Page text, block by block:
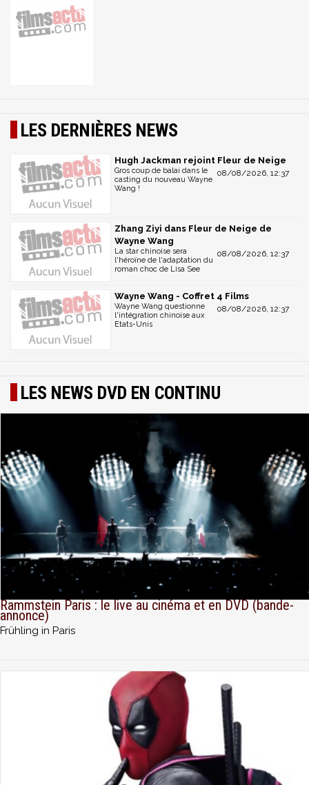
LES DERNIÈRES NEWS
Hugh Jackman rejoint Fleur de Neige
08/08/2026, 12:37
Gros coup de balai dans le
casting du nouveau Wayne
Wang !
Zhang Ziyi dans Fleur de Neige de
Wayne Wang
08/08/2026, 12:37
La star chinoise sera
l'héroïne de l'adaptation du
roman choc de Lisa See
Wayne Wang - Coffret 4 Films
08/08/2026, 12:37
Wayne Wang questionne
l'intégration chinoise aux
Etats-Unis
LES NEWS DVD EN CONTINU
Rammstein Paris : le live au cinéma et en DVD (bande-
annonce)
Frühling in Paris